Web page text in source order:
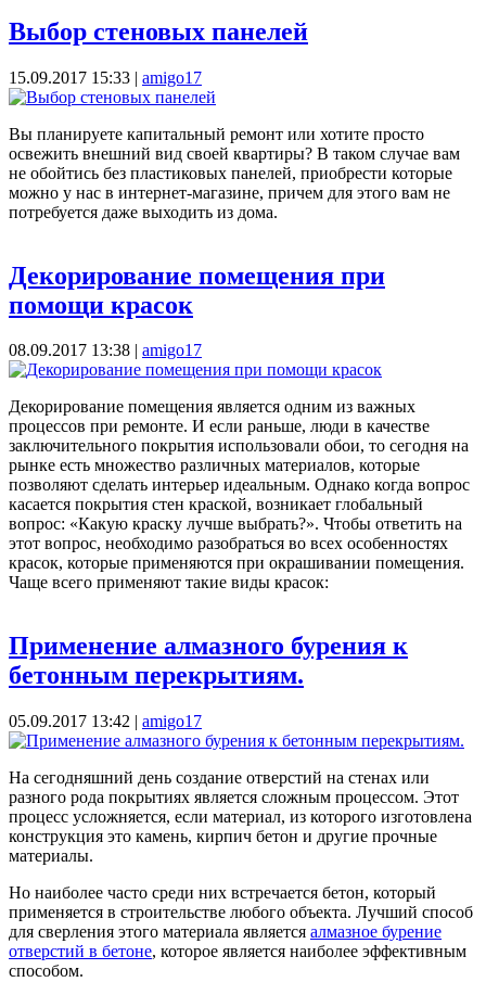
Выбор стеновых панелей
15.09.2017 15:33 | amigo17
Вы планируете капитальный ремонт или хотите просто
освежить внешний вид своей квартиры? В таком случае вам
не обойтись без пластиковых панелей, приобрести которые
можно у нас в интернет-магазине, причем для этого вам не
потребуется даже выходить из дома.
Декорирование помещения при
помощи красок
08.09.2017 13:38 | amigo17
Декорирование помещения является одним из важных
процессов при ремонте. И если раньше, люди в качестве
заключительного покрытия использовали обои, то сегодня на
рынке есть множество различных материалов, которые
позволяют сделать интерьер идеальным. Однако когда вопрос
касается покрытия стен краской, возникает глобальный
вопрос: «Какую краску лучше выбрать?». Чтобы ответить на
этот вопрос, необходимо разобраться во всех особенностях
красок, которые применяются при окрашивании помещения.
Чаще всего применяют такие виды красок:
Применение алмазного бурения к
бетонным перекрытиям.
05.09.2017 13:42 | amigo17
На сегодняшний день создание отверстий на стенах или
разного рода покрытиях является сложным процессом. Этот
процесс усложняется, если материал, из которого изготовлена
конструкция это камень, кирпич бетон и другие прочные
материалы.
Но наиболее часто среди них встречается бетон, который
применяется в строительстве любого объекта. Лучший способ
для сверления этого материала является алмазное бурение
отверстий в бетоне, которое является наиболее эффективным
способом.